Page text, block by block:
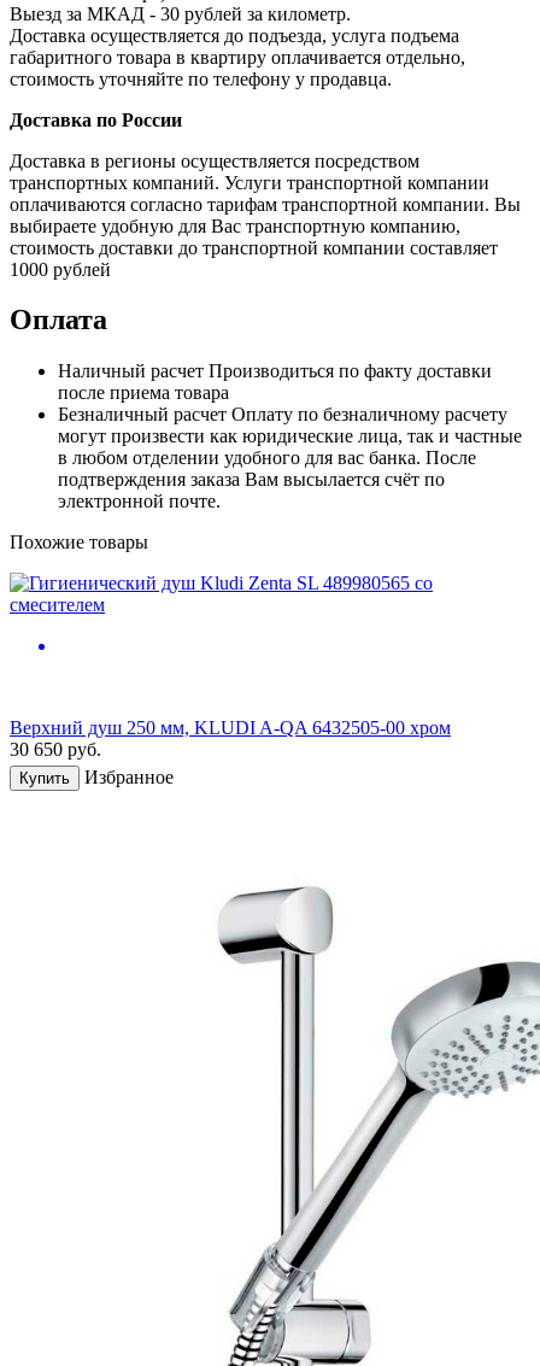
Выезд за МКАД - 30 рублей за километр.
Доставка осуществляется до подъезда, услуга подъема
габаритного товара в квартиру оплачивается отдельно,
стоимость уточняйте по телефону у продавца.
Доставка по России
Доставка в регионы осуществляется посредством
транспортных компаний. Услуги транспортной компании
оплачиваются согласно тарифам транспортной компании. Вы
выбираете удобную для Вас транспортную компанию,
стоимость доставки до транспортной компании составляет
1000 рублей
Оплата
Наличный расчет Производиться по факту доставки
после приема товара
Безналичный расчет Оплату по безналичному расчету
могут произвести как юридические лица, так и частные
в любом отделении удобного для вас банка. После
подтверждения заказа Вам высылается счёт по
электронной почте.
Похожие товары
Верхний душ 250 мм, KLUDI A-QA 6432505-00 хром
30 650 руб.
Купить Избранное